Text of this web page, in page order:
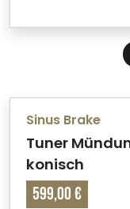
Sinus Brake
Tuner
konisch
599,00 €